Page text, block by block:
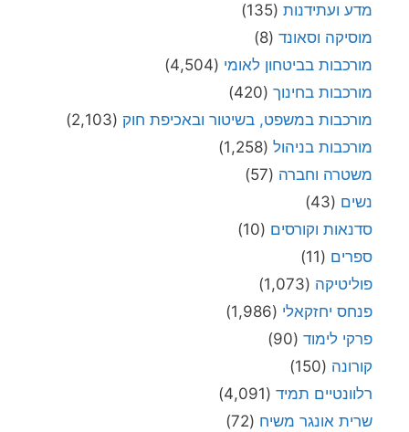
מדע ועתידנות (135)
מוסיקה וסאונד (8)
מורכבות בביטחון לאומי (4,504)
מורכבות בחינוך (420)
מורכבות במשפט, בשיטור ובאכיפת חוק (2,103)
מורכבות בניהול (1,258)
משטרה וחברה (57)
נשים (43)
סדנאות וקורסים (10)
ספרים (11)
פוליטיקה (1,073)
פנחס יחזקאלי (1,986)
פרקי לימוד (90)
קורונה (150)
רלוונטיים תמיד (4,091)
שרית אונגר משיח (72)